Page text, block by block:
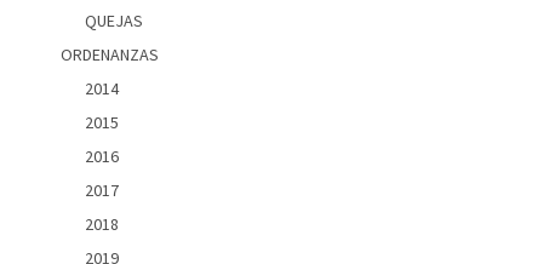
QUEJAS
ORDENANZAS
2014
2015
2016
2017
2018
2019